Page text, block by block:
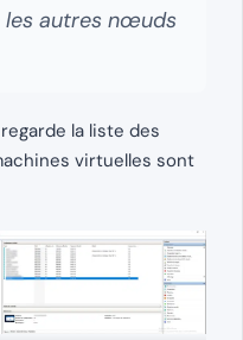
les autres nœuds
la liste des
virtuelles sont